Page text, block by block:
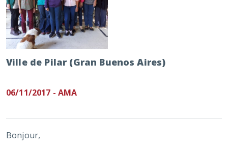
Ville de Pilar (Gran Buenos Aires)
06/11/2017 - AMA
Bonjour,